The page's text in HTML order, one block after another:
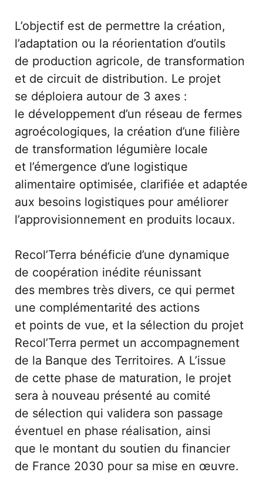
L’objectif est de permettre la création,
l’adaptation ou la réorientation d’outils
de production agricole, de transformation
et de circuit de distribution. Le projet
se déploiera autour de 3 axes :
le développement d’un réseau de fermes
agroécologiques, la création d’une filière
de transformation légumière locale
et l’émergence d’une logistique
alimentaire optimisée, clarifiée et adaptée
aux besoins logistiques pour améliorer
l’approvisionnement en produits locaux.
Recol’Terra bénéficie d’une dynamique
de coopération inédite réunissant
des membres très divers, ce qui permet
une complémentarité des actions
et points de vue, et la sélection du projet
Recol’Terra permet un accompagnement
de la Banque des Territoires. A L’issue
de cette phase de maturation, le projet
sera à nouveau présenté au comité
de sélection qui validera son passage
éventuel en phase réalisation, ainsi
que le montant du soutien du financier
de France 2030 pour sa mise en œuvre.